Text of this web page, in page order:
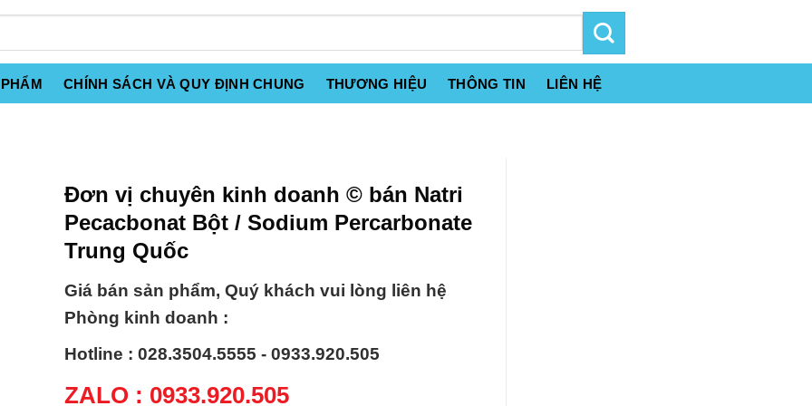
CHÍNH SÁCH VÀ QUY ĐỊNH CHUNG THƯƠNG HIỆU THÔNG TIN LIÊN HỆ
Đơn vị chuyên kinh doanh © bán Natri
Pecacbonat Bột / Sodium Percarbonate
Trung Quốc
Giá bán sản phẩm, Quý khách vui lòng liên hệ
Phòng kinh doanh :
Hotline : 028.3504.5555 - 0933.920.505
ZALO : 0933.920.505